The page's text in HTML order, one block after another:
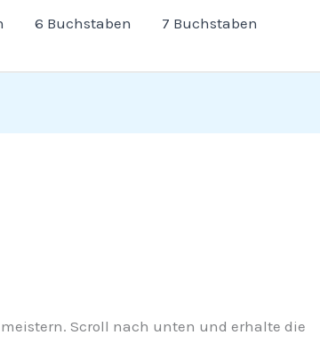
6 Buchstaben
7 Buchstaben
Scroll nach unten und erhalte die